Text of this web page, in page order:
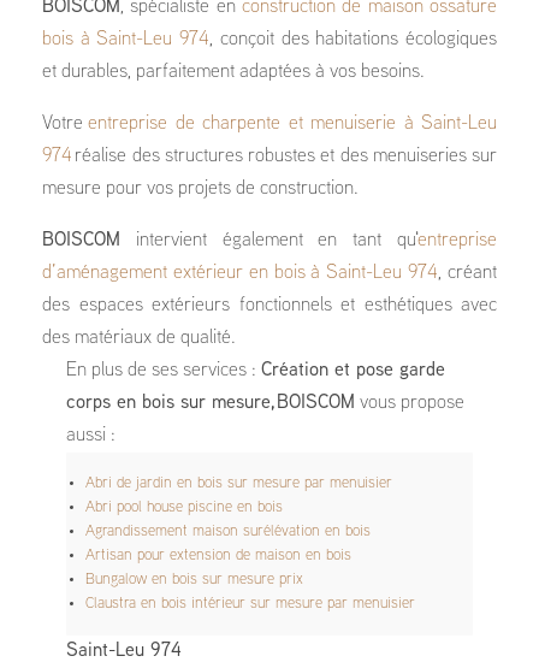
BOISCOM , spécialiste en construction de maison ossature
bois à Saint-Leu 974, conçoit des habitations écologiques
et durables, parfaitement adaptées à vos besoins.
Votreentreprise de charpente et menuiserie à Saint-Leu
974 réalise des structures robustes et des menuiseries sur
mesure pour vos projets de construction.
BOISCOM intervient également en tant qu'entreprise
d’aménagement extérieur en bois à Saint-Leu 974, créant
des espaces extérieurs fonctionnels et esthétiques avec
des matériaux de qualité.
En plus de ses services : Création et pose garde
corps en bois sur mesure, BOISCOM vous propose
aussi :
Abri de jardin en bois sur mesure par menuisier
Abri pool house piscine en bois
Agrandissement maison surélévation en bois
Artisan pour extension de maison en bois
Bungalow en bois sur mesure prix
Claustra en bois intérieur sur mesure par menuisier
Saint-Leu 974